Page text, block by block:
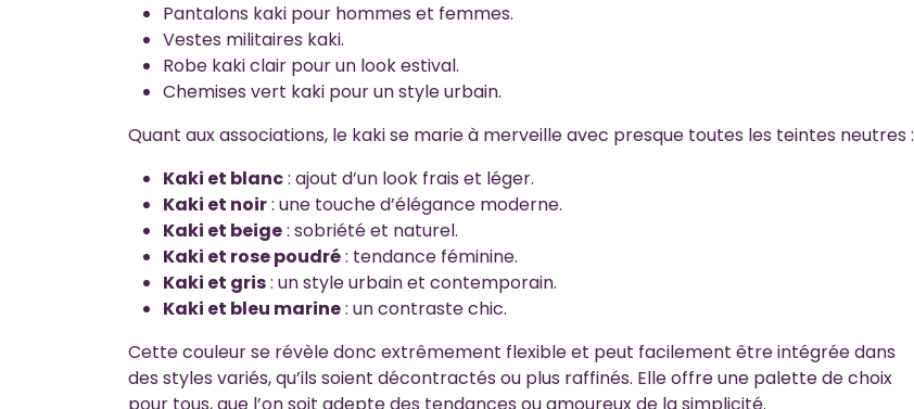
Pantalons kaki pour hommes et femmes.
Vestes militaires kaki.
Robe kaki clair pour un look estival.
Chemises vert kaki pour un style urbain.
Quant aux associations, le kaki se marie à merveille avec presque toutes les teintes neutres :
Kaki et blanc: ajout d’un look frais et léger.
Kaki et noir: une touche d’élégance moderne.
Kaki et beige: sobriété et naturel.
Kaki et rose poudré: tendance féminine.
Kaki et gris: un style urbain et contemporain.
Kaki et bleu marine: un contraste chic.
Cette couleur se révèle donc extrêmement flexible et peut facilement être intégrée dans
des styles variés, qu’ils soient décontractés ou plus raffinés. Elle offre une palette de choix